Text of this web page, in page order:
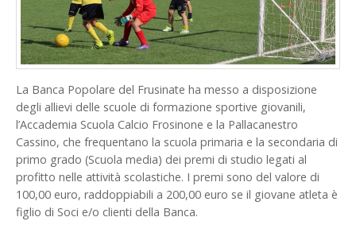
La Banca Popolare del Frusinate ha messo a disposizione
degli allievi delle scuole di formazione sportive giovanili,
l’Accademia Scuola Calcio Frosinone e la Pallacanestro
Cassino, che frequentano la scuola primaria e la secondaria di
primo grado (Scuola media) dei premi di studio legati al
profitto nelle attività scolastiche. I premi sono del valore di
100,00 euro, raddoppiabili a 200,00 euro se il giovane atleta è
figlio di Soci e/o clienti della Banca.